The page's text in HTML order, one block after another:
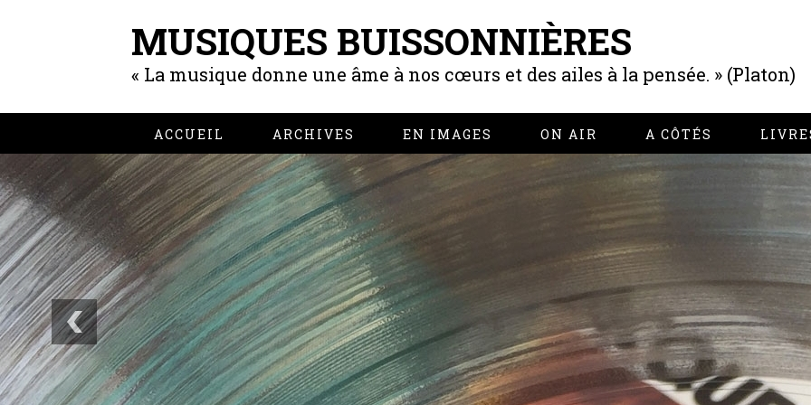
MUSIQUES BUISSONNIÈRES
« La musique donne une âme à nos cœurs et des ailes à la pensée. » (Platon)
ACCUEIL ARCHIVES EN IMAGES ON AIR A CÔTÉS